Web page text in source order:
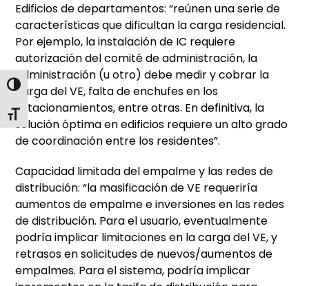
Alternar alto contraste
Alternar tamaño de letra
Edificios de departamentos: “reúnen una serie de
características que dificultan la carga residencial.
Por ejemplo, la instalación de IC requiere
autorización del comité de administración, la
administración (u otro) debe medir y cobrar la
carga del VE, falta de enchufes en los
estacionamientos, entre otras. En definitiva, la
solución óptima en edificios requiere un alto grado
de coordinación entre los residentes”.
Capacidad limitada del empalme y las redes de
distribución: “la masificación de VE requeriría
aumentos de empalme e inversiones en las redes
de distribución. Para el usuario, eventualmente
podría implicar limitaciones en la carga del VE, y
retrasos en solicitudes de nuevos/aumentos de
empalmes. Para el sistema, podría implicar